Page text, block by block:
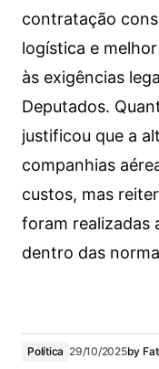
contratação
logística e
às exigências
Deputados.
justificou que a
companhias
custos, mas
foram realizadas
dentro das
Política 29/10/2025by